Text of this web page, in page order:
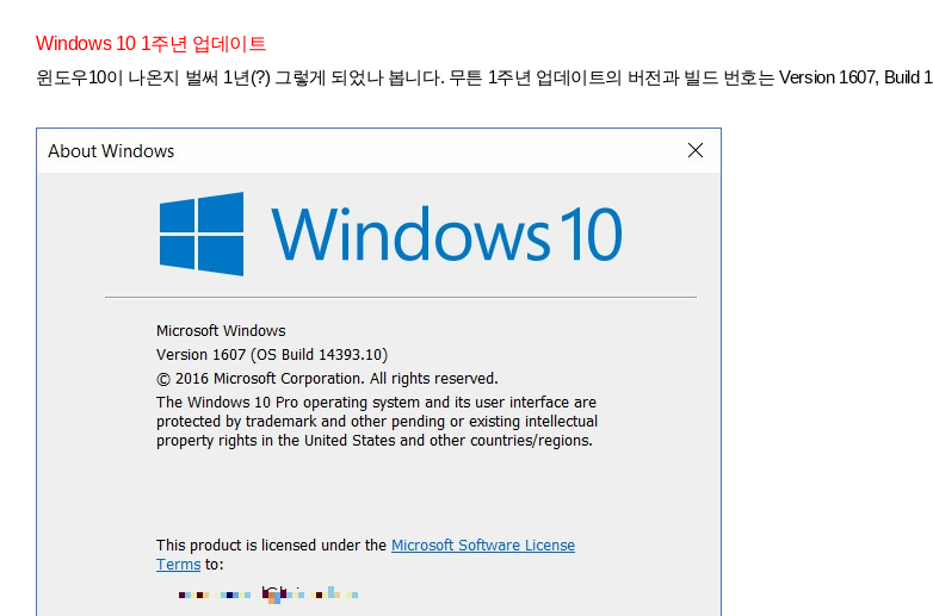
Windows 10 1주년 업데이트
윈도우10이 나온지 벌써 1년(?) 그렇게 되었나 봅니다. 무튼 1주년 업데이트의 버전과 빌드 번호는 Version 1607, Build